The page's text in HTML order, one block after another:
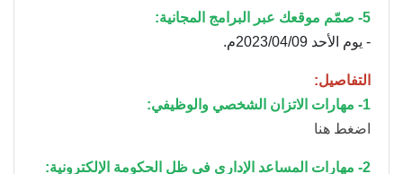
5- صمّم موقعك عبر البرامج المجانية:
- يوم الأحد 2023/04/09م.
التفاصيل:
1- مهارات الاتزان الشخصي والوظيفي:
اضغط هنا
2- مهارات المساعد الإداري في ظل الحكومة الإلكترونية: